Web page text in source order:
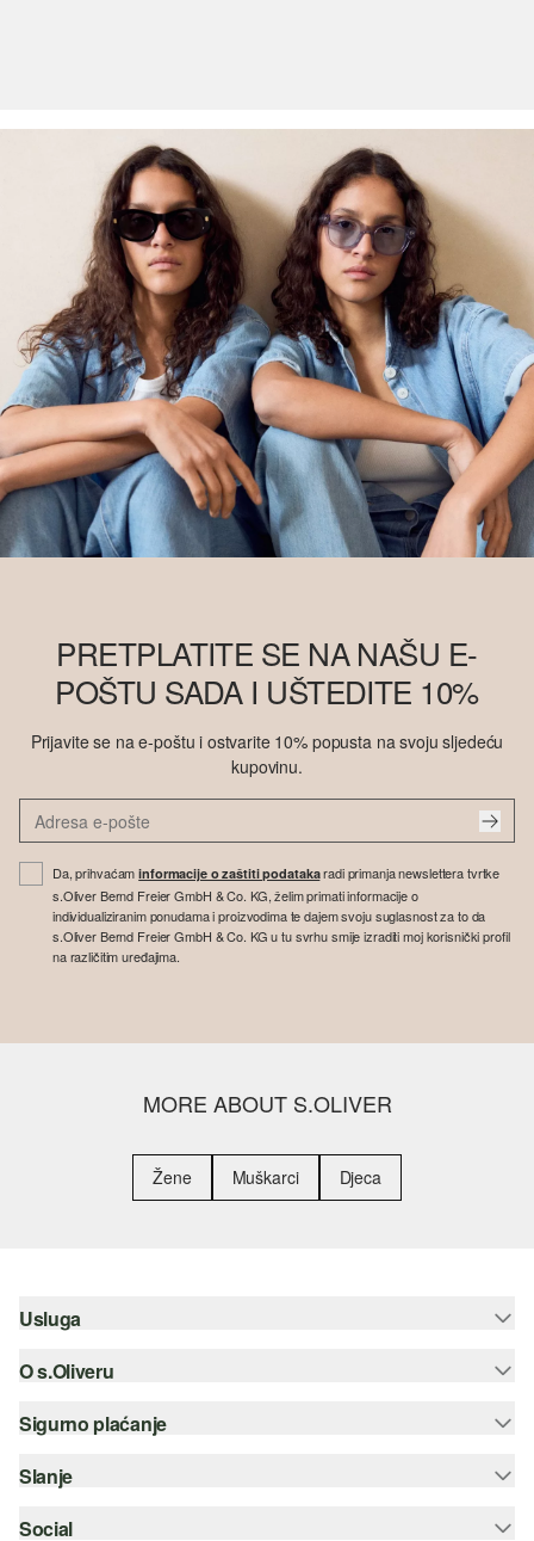
PRETPLATITE SE NA NAŠU E-
POŠTU SADA I UŠTEDITE 10%
Prijavite se na e-poštu i ostvarite 10% popusta na svoju sljedeću
kupovinu.
Da, prihvaćaminformacije o zaštiti podatakaradi primanja newslettera tvrtke
s.Oliver Bernd Freier GmbH & Co. KG, želim primati informacije o
individualiziranim ponudama i proizvodima te dajem svoju suglasnost za to da
s.Oliver Bernd Freier GmbH & Co. KG u tu svrhu smije izraditi moj korisnički profil
na različitim uređajima.
MORE ABOUT S.OLIVER
Žene Muškarci Djeca
Usluga
Pomoć i česta pitanja
Savjetovanje o veličinama
Odjeća
O s.Oliveru
Newsletter
s.Oliver Group
Sigurno plaćanje
Kreditna kartica
PayPal
Slanje
Hrvatska pošta
Social